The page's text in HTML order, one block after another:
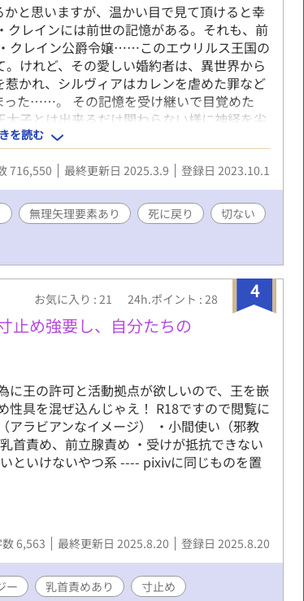
と思いますが、温かい目で見て頂けると幸
クレインには前世の記憶がある。それも、前
クレイン公爵令嬢……このエウリルス王国の
けれど、その愛しい婚約者は、異世界から
かれ、シルヴィアはカレンを虐めた罪など
った……。 その記憶を受け継いで目覚めた
子とは出来るだけ関わらない様に神経を尖
の“救世の巫子”が。 出来る限り避けようと
構って来る。本当に困るんだが。 だが、奴
なとてもいい奴で。 これなら今世は大丈夫な
。 事態は予想だにしない残酷な方向に暗転
力主人公が、最初は悲しい前世持ちながら
悲惨な目に遭い、かなりつらい展開となり
を目指します。 ※残酷表現、暴力表現、
ります。苦手な方はスルーしてください。
でも許せる人向け。
を読む
716,550 最終更新日 2025.3.9 登録日 2023.10.1
無理矢理要素あり 死に戻り
切ない
4
お気に入り : 21 24h.ポイント : 28
止め強要し、自分たちの
に王の許可と活動拠点が欲しいので、王を嵌
性具を混ぜ込んじゃえ！ R18ですので閲覧に
アラビアンなイメージ） ・小間使い（邪教
首責め、前立腺責め ・受けが抵抗できない
といけないやつ系 ---- pixivに同じものを置
6,563 最終更新日 2025.8.20 登録日 2025.8.20
ー 乳首責めあり 寸止め